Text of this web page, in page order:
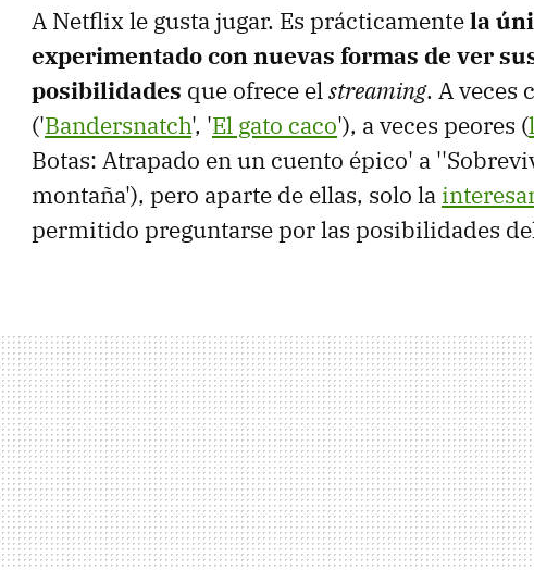
A Netflix le gusta jugar. Es prácticamentela
experimentado con nuevas formas de ver
posibilidades que ofrece elstreaming. A veces
('Bandersnatch', 'El gato caco'), a veces peores (
Botas: Atrapado en un cuento épico' a
montaña'), pero aparte de ellas, solo la
permitido preguntarse por las posibilidades